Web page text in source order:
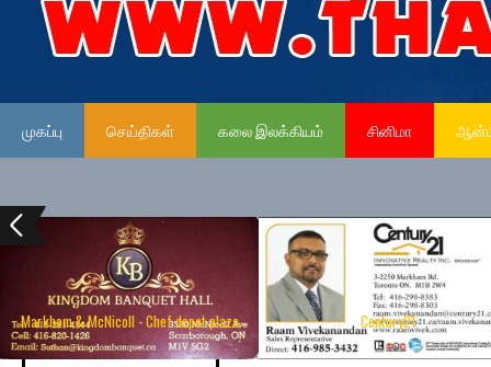
முகப்பு செய்திகள் கலை இலக்கியம் சினிமா
Markham & McNicoll - Chef depot plaza Century21
Sri Lanka Friday, February 7,